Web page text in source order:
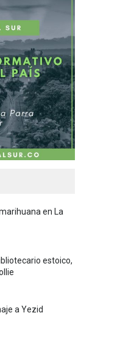
en La
estoico,
a Yezid